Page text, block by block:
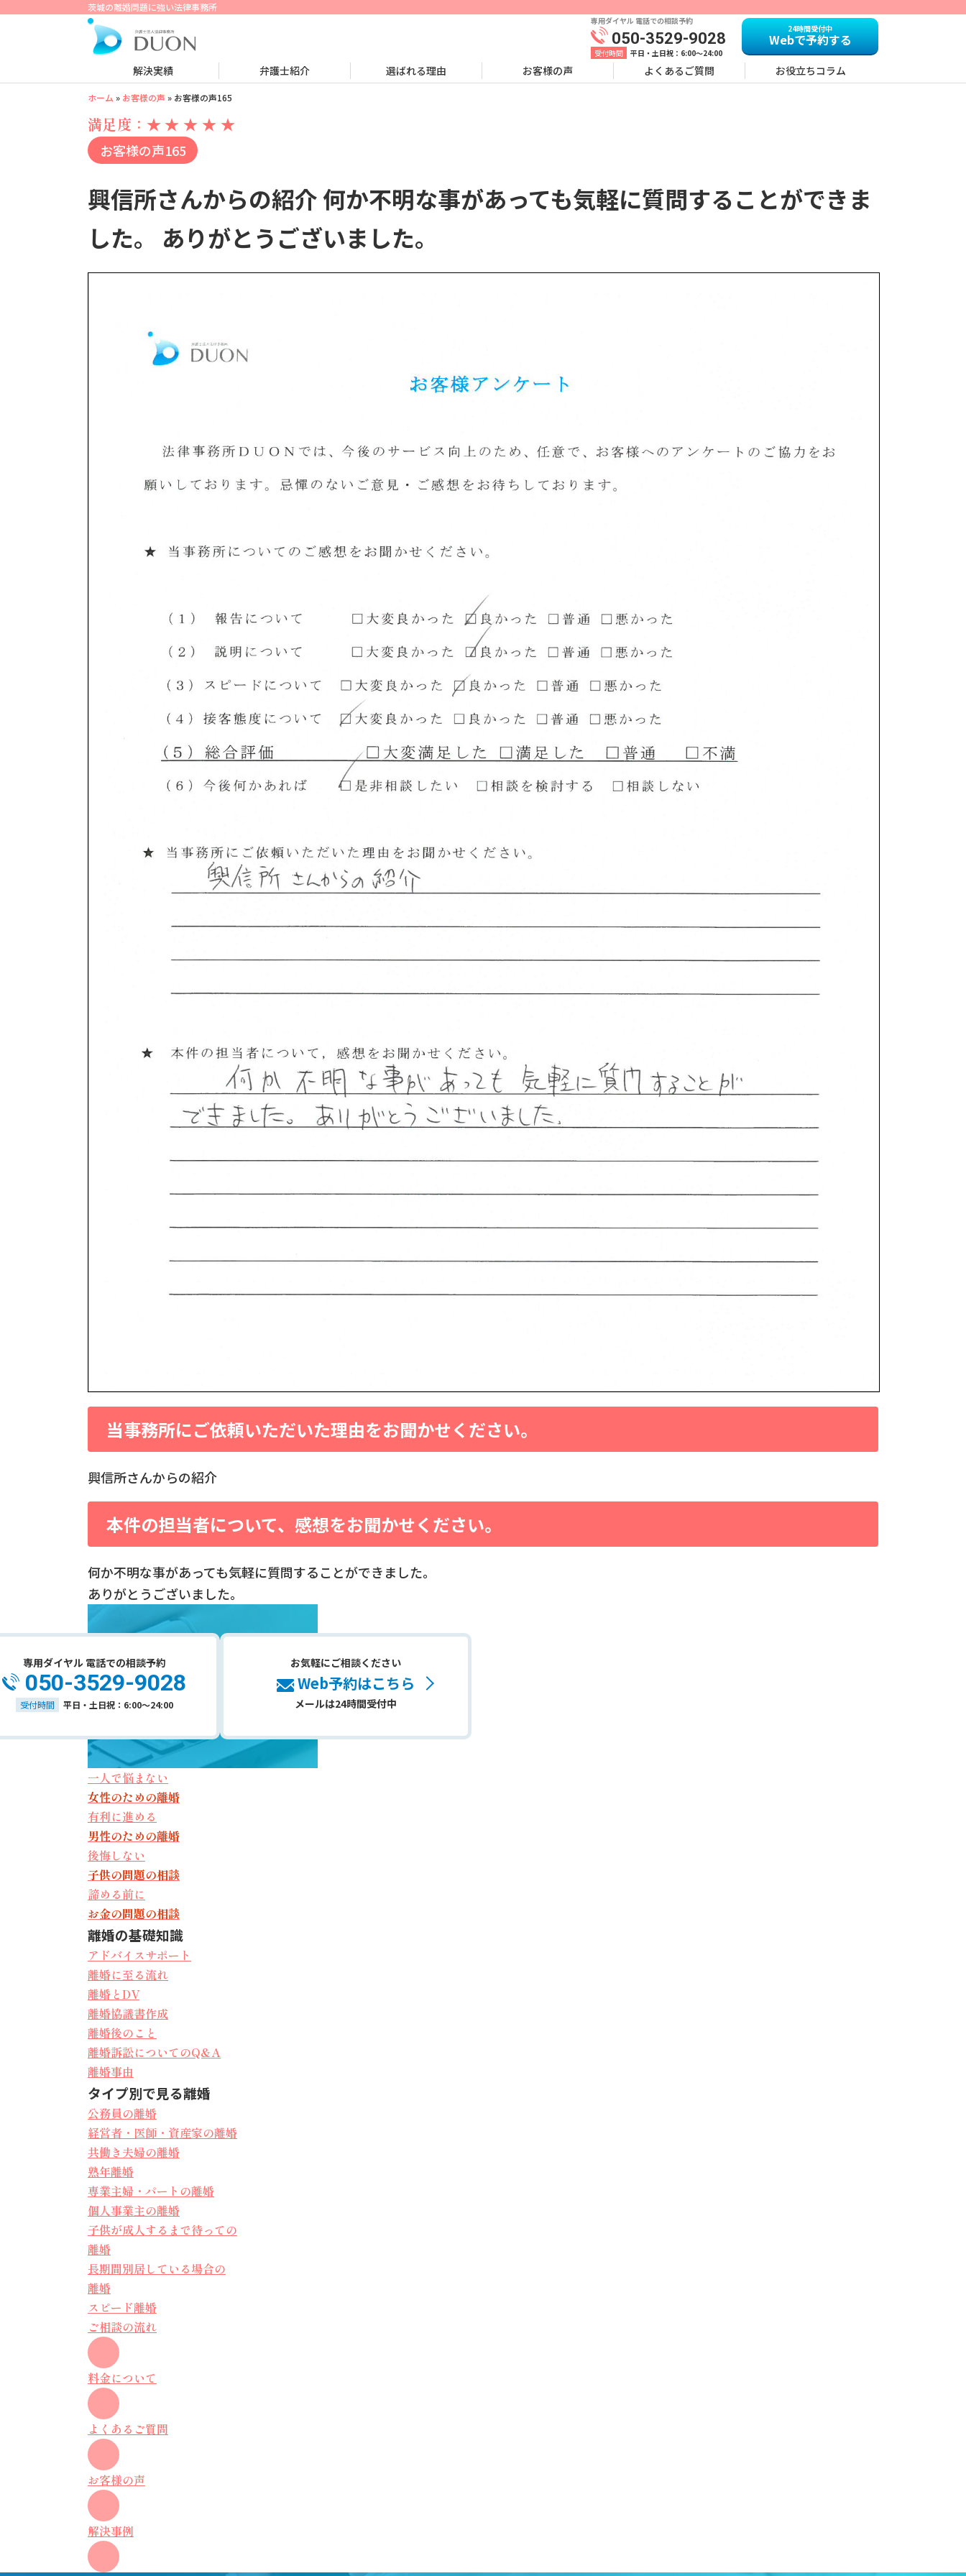
茨城の離婚問題に強い法律事務所
専用ダイヤル 電話での相談予約
050-3529-9028
受付時間 平日・土日祝：6:00～24:00
24時間受付中
Webで予約する
解決実績 弁護士紹介 選ばれる理由 お客様の声 よくあるご質問 お役立ちコラム
ホーム » お客様の声 » お客様の声165
満足度： ★★ ★ ★ ★
お客様の声165
興信所さんからの紹介 何か不明な事があっても気軽に質問することができま
した。 ありがとうございました。
当事務所にご依頼いただいた理由をお聞かせください。
興信所さんからの紹介
本件の担当者について、感想をお聞かせください。
何か不明な事があっても気軽に質問することができました。
ありがとうございました。
専用ダイヤル 電話での相談予約
050-3529-9028
受付時間 平日・土日祝：6:00～24:00
お気軽にご相談ください
Web予約はこちら
メールは24時間受付中
一人で悩まない
女性のための離婚
有利に進める
男性のための離婚
後悔しない
子供の問題の相談
諦める前に
お金の問題の相談
離婚の基礎知識
アドバイスサポート
離婚に至る流れ
離婚とDV
離婚協議書作成
離婚後のこと
離婚訴訟についてのQ&A
離婚事由
タイプ別で見る離婚
公務員の離婚
経営者・医師・資産家の離婚
共働き夫婦の離婚
熟年離婚
専業主婦・パートの離婚
個人事業主の離婚
子供が成人するまで待っての
離婚
長期間別居している場合の
離婚
スピード離婚
ご相談の流れ
料金について
よくあるご質問
お客様の声
解決事例